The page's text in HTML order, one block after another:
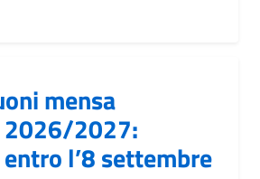
mensa
2026/2027:
l’8 settembre